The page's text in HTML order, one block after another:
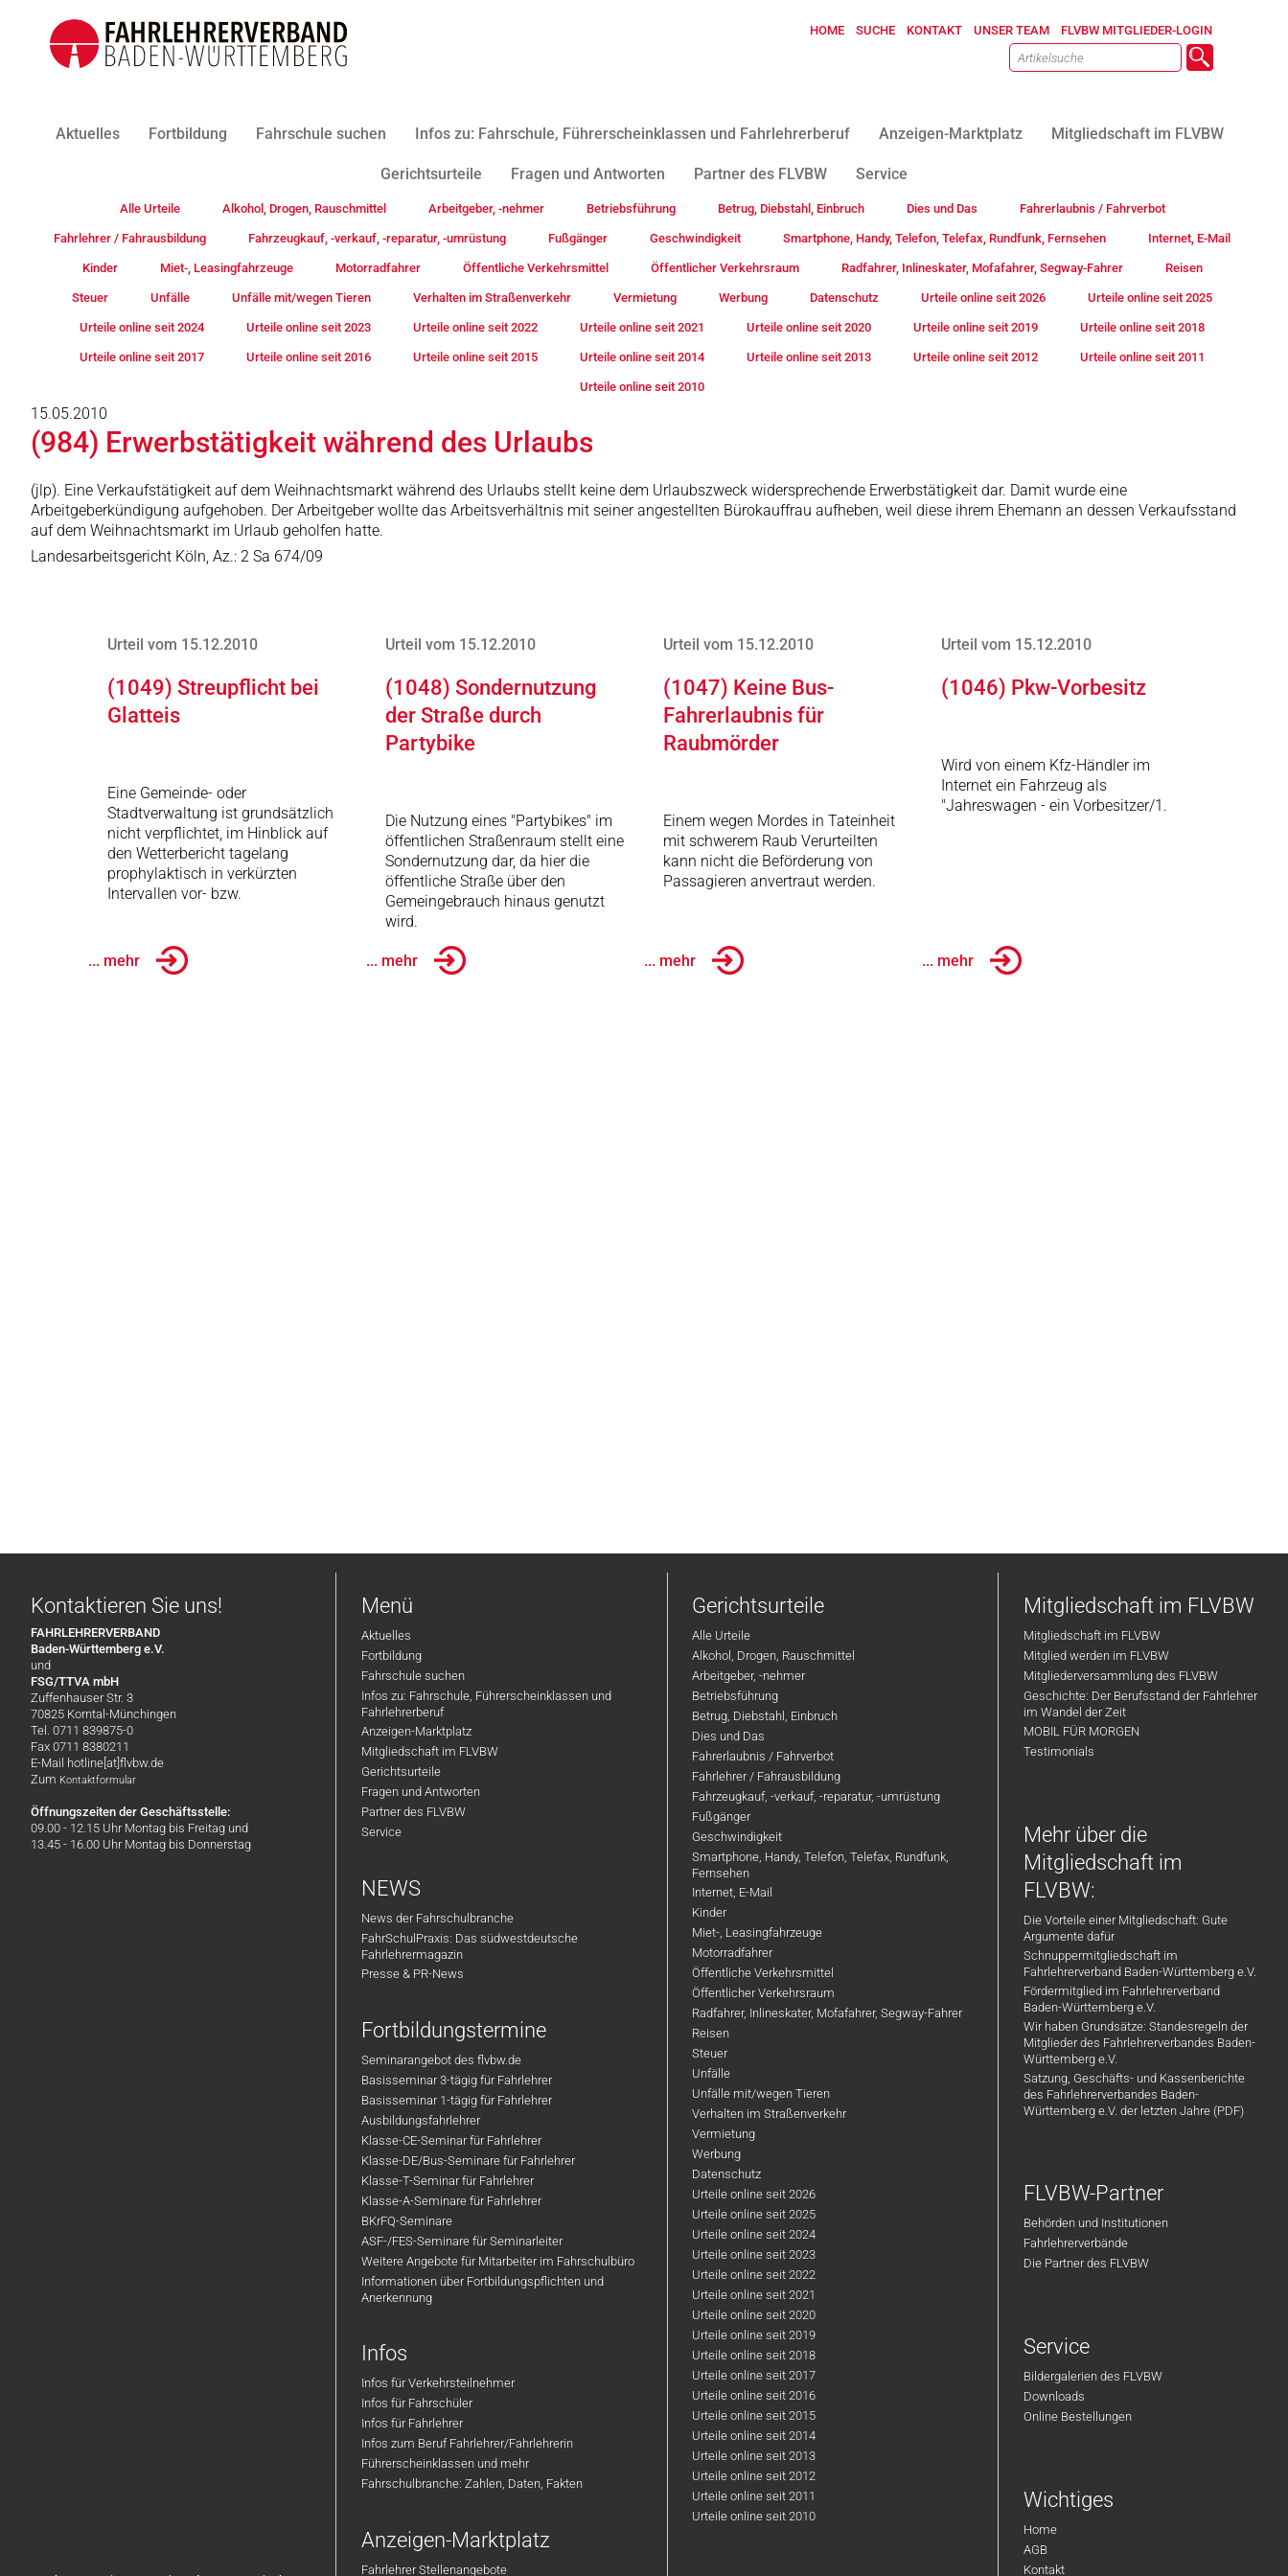
HOME SUCHE KONTAKT UNSER TEAM FLVBW MITGLIEDER-LOGIN
Aktuelles Fortbildung Fahrschule suchen Infos zu: Fahrschule, Führerscheinklassen und Fahrlehrerberuf Anzeigen-Marktplatz Mitgliedschaft im FLVBW
Gerichtsurteile Fragen und Antworten Partner des FLVBW Service
Alle Urteile Alkohol, Drogen, Rauschmittel Arbeitgeber, -nehmer Betriebsführung Betrug, Diebstahl, Einbruch Dies und Das Fahrerlaubnis / Fahrverbot
Fahrlehrer / Fahrausbildung Fahrzeugkauf, -verkauf, -reparatur, -umrüstung Fußgänger Geschwindigkeit Smartphone, Handy, Telefon, Telefax, Rundfunk, Fernsehen Internet, E-Mail
Kinder Miet-, Leasingfahrzeuge Motorradfahrer Öffentliche Verkehrsmittel Öffentlicher Verkehrsraum Radfahrer, Inlineskater, Mofafahrer, Segway-Fahrer Reisen
Steuer Unfälle Unfälle mit/wegen Tieren Verhalten im Straßenverkehr Vermietung Werbung Datenschutz Urteile online seit 2026 Urteile online seit 2025
Urteile online seit 2024 Urteile online seit 2023 Urteile online seit 2022 Urteile online seit 2021 Urteile online seit 2020 Urteile online seit 2019 Urteile online seit 2018
Urteile online seit 2017 Urteile online seit 2016 Urteile online seit 2015 Urteile online seit 2014 Urteile online seit 2013 Urteile online seit 2012 Urteile online seit 2011
Urteile online seit 2010
15.05.2010
(984) Erwerbstätigkeit während des Urlaubs
(jlp). Eine Verkaufstätigkeit auf dem Weihnachtsmarkt während des Urlaubs stellt keine dem Urlaubszweck widersprechende Erwerbstätigkeit dar. Damit wurde eine
Arbeitgeberkündigung aufgehoben. Der Arbeitgeber wollte das Arbeitsverhältnis mit seiner angestellten Bürokauffrau aufheben, weil diese ihrem Ehemann an dessen Verkaufsstand
auf dem Weihnachtsmarkt im Urlaub geholfen hatte.
Landesarbeitsgericht Köln, Az.: 2 Sa 674/09
Urteil vom 15.12.2010
(1049) Streupflicht bei
Glatteis
Eine Gemeinde- oder
Stadtverwaltung ist grundsätzlich
nicht verpflichtet, im Hinblick auf
den Wetterbericht tagelang
prophylaktisch in verkürzten
Intervallen vor- bzw.
... mehr
Urteil vom 15.12.2010
(1048) Sondernutzung
der Straße durch
Partybike
Die Nutzung eines "Partybikes" im
öffentlichen Straßenraum stellt eine
Sondernutzung dar, da hier die
öffentliche Straße über den
Gemeingebrauch hinaus genutzt
wird.
... mehr
Urteil vom 15.12.2010
(1047) Keine Bus-
Fahrerlaubnis für
Raubmörder
Einem wegen Mordes in Tateinheit
mit schwerem Raub Verurteilten
kann nicht die Beförderung von
Passagieren anvertraut werden.
... mehr
Urteil vom 15.12.2010
(1046) Pkw-Vorbesitz
Wird von einem Kfz-Händler im
Internet ein Fahrzeug als
"Jahreswagen - ein Vorbesitzer/1.
... mehr
Kontaktieren Sie uns!
FAHRLEHRERVERBAND
Baden-Württemberg e.V.
und
FSG/TTVA mbH
Zuffenhauser Str. 3
70825 Korntal-Münchingen
Tel. 0711 839875-0
Fax 0711 8380211
E-Mail hotline[at]flvbw.de
Zum Kontaktformular
Öffnungszeiten der Geschäftsstelle:
09.00 - 12.15 Uhr Montag bis Freitag und
13.45 - 16.00 Uhr Montag bis Donnerstag
Menü
Aktuelles
Fortbildung
Fahrschule suchen
Infos zu: Fahrschule, Führerscheinklassen und
Fahrlehrerberuf
Anzeigen-Marktplatz
Mitgliedschaft im FLVBW
Gerichtsurteile
Fragen und Antworten
Partner des FLVBW
Service
NEWS
News der Fahrschulbranche
FahrSchulPraxis: Das südwestdeutsche
Fahrlehrermagazin
Presse & PR-News
Fortbildungstermine
Seminarangebot des flvbw.de
Basisseminar 3-tägig für Fahrlehrer
Basisseminar 1-tägig für Fahrlehrer
Ausbildungsfahrlehrer
Klasse-CE-Seminar für Fahrlehrer
Klasse-DE/Bus-Seminare für Fahrlehrer
Klasse-T-Seminar für Fahrlehrer
Klasse-A-Seminare für Fahrlehrer
BKrFQ-Seminare
ASF-/FES-Seminare für Seminarleiter
Weitere Angebote für Mitarbeiter im Fahrschulbüro
Informationen über Fortbildungspflichten und
Anerkennung
Infos
Infos für Verkehrsteilnehmer
Infos für Fahrschüler
Infos für Fahrlehrer
Infos zum Beruf Fahrlehrer/Fahrlehrerin
Führerscheinklassen und mehr
Fahrschulbranche: Zahlen, Daten, Fakten
Anzeigen-Marktplatz
Fahrlehrer Stellenangebote
Gerichtsurteile
Alle Urteile
Alkohol, Drogen, Rauschmittel
Arbeitgeber, -nehmer
Betriebsführung
Betrug, Diebstahl, Einbruch
Dies und Das
Fahrerlaubnis / Fahrverbot
Fahrlehrer / Fahrausbildung
Fahrzeugkauf, -verkauf, -reparatur, -umrüstung
Fußgänger
Geschwindigkeit
Smartphone, Handy, Telefon, Telefax, Rundfunk,
Fernsehen
Internet, E-Mail
Kinder
Miet-, Leasingfahrzeuge
Motorradfahrer
Öffentliche Verkehrsmittel
Öffentlicher Verkehrsraum
Radfahrer, Inlineskater, Mofafahrer, Segway-Fahrer
Reisen
Steuer
Unfälle
Unfälle mit/wegen Tieren
Verhalten im Straßenverkehr
Vermietung
Werbung
Datenschutz
Urteile online seit 2026
Urteile online seit 2025
Urteile online seit 2024
Urteile online seit 2023
Urteile online seit 2022
Urteile online seit 2021
Urteile online seit 2020
Urteile online seit 2019
Urteile online seit 2018
Urteile online seit 2017
Urteile online seit 2016
Urteile online seit 2015
Urteile online seit 2014
Urteile online seit 2013
Urteile online seit 2012
Urteile online seit 2011
Urteile online seit 2010
Mitgliedschaft im FLVBW
Mitgliedschaft im FLVBW
Mitglied werden im FLVBW
Mitgliederversammlung des FLVBW
Geschichte: Der Berufsstand der Fahrlehrer
im Wandel der Zeit
MOBIL FÜR MORGEN
Testimonials
Mehr über die
Mitgliedschaft im
FLVBW:
Die Vorteile einer Mitgliedschaft: Gute
Argumente dafür
Schnuppermitgliedschaft im
Fahrlehrerverband Baden-Württemberg e.V.
Fördermitglied im Fahrlehrerverband
Baden-Württemberg e.V.
Wir haben Grundsätze: Standesregeln der
Mitglieder des Fahrlehrerverbandes Baden-
Württemberg e.V.
Satzung, Geschäfts- und Kassenberichte
des Fahrlehrerverbandes Baden-
Württemberg e.V. der letzten Jahre (PDF)
FLVBW-Partner
Behörden und Institutionen
Fahrlehrerverbände
Die Partner des FLVBW
Service
Bildergalerien des FLVBW
Downloads
Online Bestellungen
Wichtiges
Home
AGB
Kontakt